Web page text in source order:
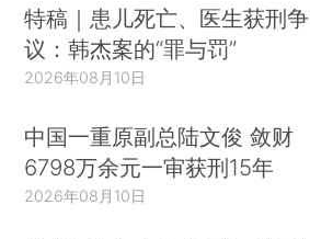
特稿｜患儿死亡、医生获刑争
议：韩杰案的“罪与罚”
2026年08月10日
中国一重原副总陆文俊 敛财
6798万余元一审获刑15年
2026年08月10日